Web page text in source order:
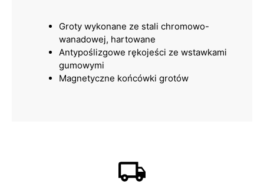
Groty wykonane ze stali chromowo-
wanadowej, hartowane
Antypoślizgowe rękojeści ze wstawkami
gumowymi
Magnetyczne końcówki grotów